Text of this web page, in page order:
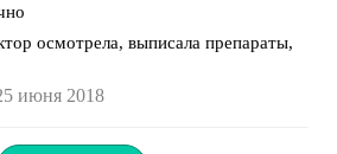
осмотрела, выписала препараты,
июня 2018